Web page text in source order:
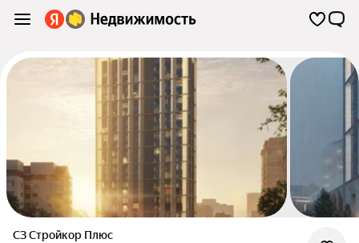
СЗ Стройкор Плюс